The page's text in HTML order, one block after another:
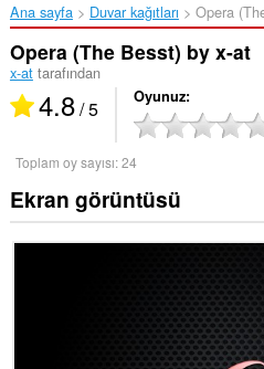
Ana sayfa Duvar kağıtları Opera
Opera (The Besst) by x-at
x-attarafından
4.8/ 5 Oyunuz
Toplam oy sayısı:24
Ekran görüntüsü